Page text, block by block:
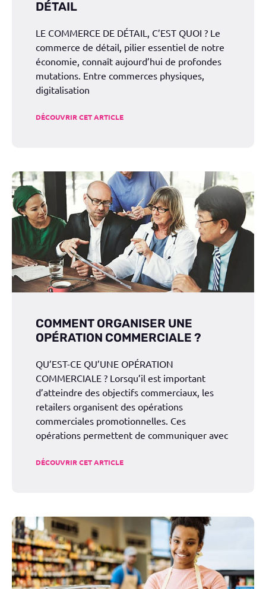
DÉTAIL
LE COMMERCE DE DÉTAIL, C’EST QUOI ? Le
commerce de détail, pilier essentiel de notre
économie, connaît aujourd’hui de profondes
mutations. Entre commerces physiques,
digitalisation
DÉCOUVRIR CET ARTICLE
COMMENT ORGANISER UNE
OPÉRATION COMMERCIALE ?
QU’EST-CE QU’UNE OPÉRATION
COMMERCIALE ? Lorsqu’il est important
d’atteindre des objectifs commerciaux, les
retailers organisent des opérations
commerciales promotionnelles. Ces
opérations permettent de communiquer avec
DÉCOUVRIR CET ARTICLE